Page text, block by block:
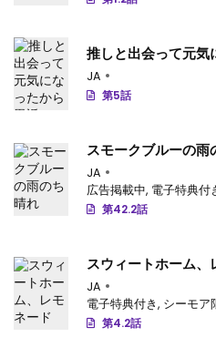
推しと出会って元気
す！
JA
第5話
スモークブルーの雨
JA
広告掲載中, 電子特典付
第42.2話
スウィートホーム、
JA
電子特典付き, シーモア
第4.2話